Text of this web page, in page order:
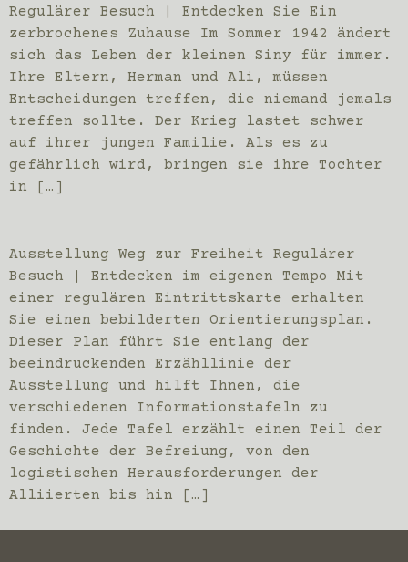
Regulärer Besuch | Entdecken Sie Ein
zerbrochenes Zuhause Im Sommer 1942 ändert
sich das Leben der kleinen Siny für immer.
Ihre Eltern, Herman und Ali, müssen
Entscheidungen treffen, die niemand jemals
treffen sollte. Der Krieg lastet schwer
auf ihrer jungen Familie. Als es zu
gefährlich wird, bringen sie ihre Tochter
in […]
Ausstellung Weg zur Freiheit Regulärer
Besuch | Entdecken im eigenen Tempo Mit
einer regulären Eintrittskarte erhalten
Sie einen bebilderten Orientierungsplan.
Dieser Plan führt Sie entlang der
beeindruckenden Erzähllinie der
Ausstellung und hilft Ihnen, die
verschiedenen Informationstafeln zu
finden. Jede Tafel erzählt einen Teil der
Geschichte der Befreiung, von den
logistischen Herausforderungen der
Alliierten bis hin […]